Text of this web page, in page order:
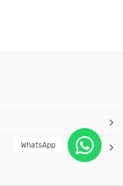
WhatsApp